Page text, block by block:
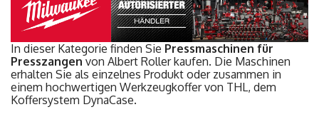
In dieser Kategorie finden Sie Pressmaschinen für
Presszangen von Albert Roller kaufen. Die Maschinen
erhalten Sie als einzelnes Produkt oder zusammen in
einem hochwertigen Werkzeugkoffer von THL, dem
Koffersystem DynaCase.